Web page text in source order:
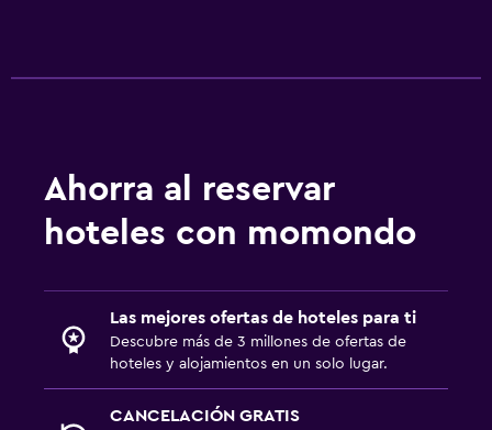
Ahorra al reservar
hoteles con momondo
Las mejores ofertas de hoteles para ti
Descubre más de 3 millones de ofertas de
hoteles y alojamientos en un solo lugar.
CANCELACIÓN GRATIS